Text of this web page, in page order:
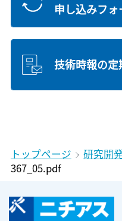
申し込みフォ
技術時報の
トップページ 研究開
367_05.pdf